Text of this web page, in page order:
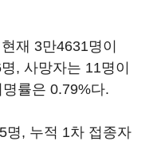
재 3만4631명이
, 사망자는 11명이
률은 0.79%다.
명, 누적 1차 접종자